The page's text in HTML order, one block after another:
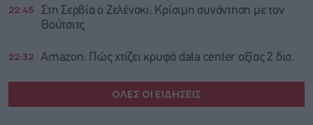
22:45
Στη Σερβία ο Ζελένσκι: Κρίσιμη συνάντηση με τον
Βούτσιτς
22:32 Amazon: Πώς χτίζει κρυφά data center αξίας 2 δισ.
ΟΛΕΣ ΟΙ ΕΙΔΗΣΕΙΣ